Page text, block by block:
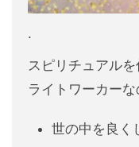
.
スピリチュアル
ライトワーカー
世の中を良く